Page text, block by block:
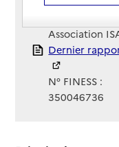
Association
Rapport HAS
Dernier
N° FINESS :
350046736